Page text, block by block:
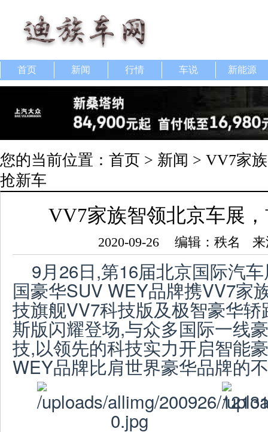
首页 新闻 行情 车说 新能源
您的当前位置： 首页 > 新闻 > VV7家
抢新车
VV7家族智领北京车展
2020-09-26 编辑：秩名
9月26日,第16届北京国际汽
国豪华SUV WEY品牌携VV7家
技旗舰VV7科技版及极智豪华
斯版闪耀登场,与众多国际一线
技,以领先的科技实力开启智能
WEY品牌比肩世界豪华品牌的